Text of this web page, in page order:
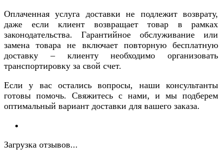
Оплаченная услуга доставки не подлежит возврату,
даже если клиент возвращает товар в рамках
законодательства. Гарантийное обслуживание или
замена товара не включает повторную бесплатную
доставку – клиенту необходимо организовать
транспортировку за свой счет.
Если у вас остались вопросы, наши консультанты
готовы помочь. Свяжитесь с нами, и мы подберем
оптимальный вариант доставки для вашего заказа.
Загрузка отзывов...